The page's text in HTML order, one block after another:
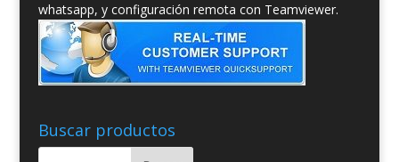
whatsapp, y configuración remota con Teamviewer.
Buscar productos